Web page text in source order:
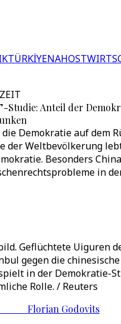
TÜRKİYENAHOST
Studie: Anteil der
Demokratie auf dem
der Weltbevölkerung
Besonders
in
Geflüchtete Uiguren
gegen die
in der Demokratie-
Rolle. / Reuters
Florian Godovits